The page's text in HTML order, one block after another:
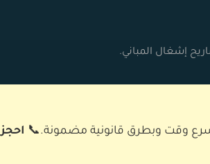
إشغال المباني.
وقت وبطرق قانونية مضمونة.📞 احجز